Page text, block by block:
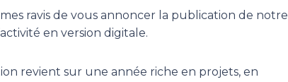
ravis de vous annoncer la publication de notre
en version digitale.
revient sur une année riche en projets, en